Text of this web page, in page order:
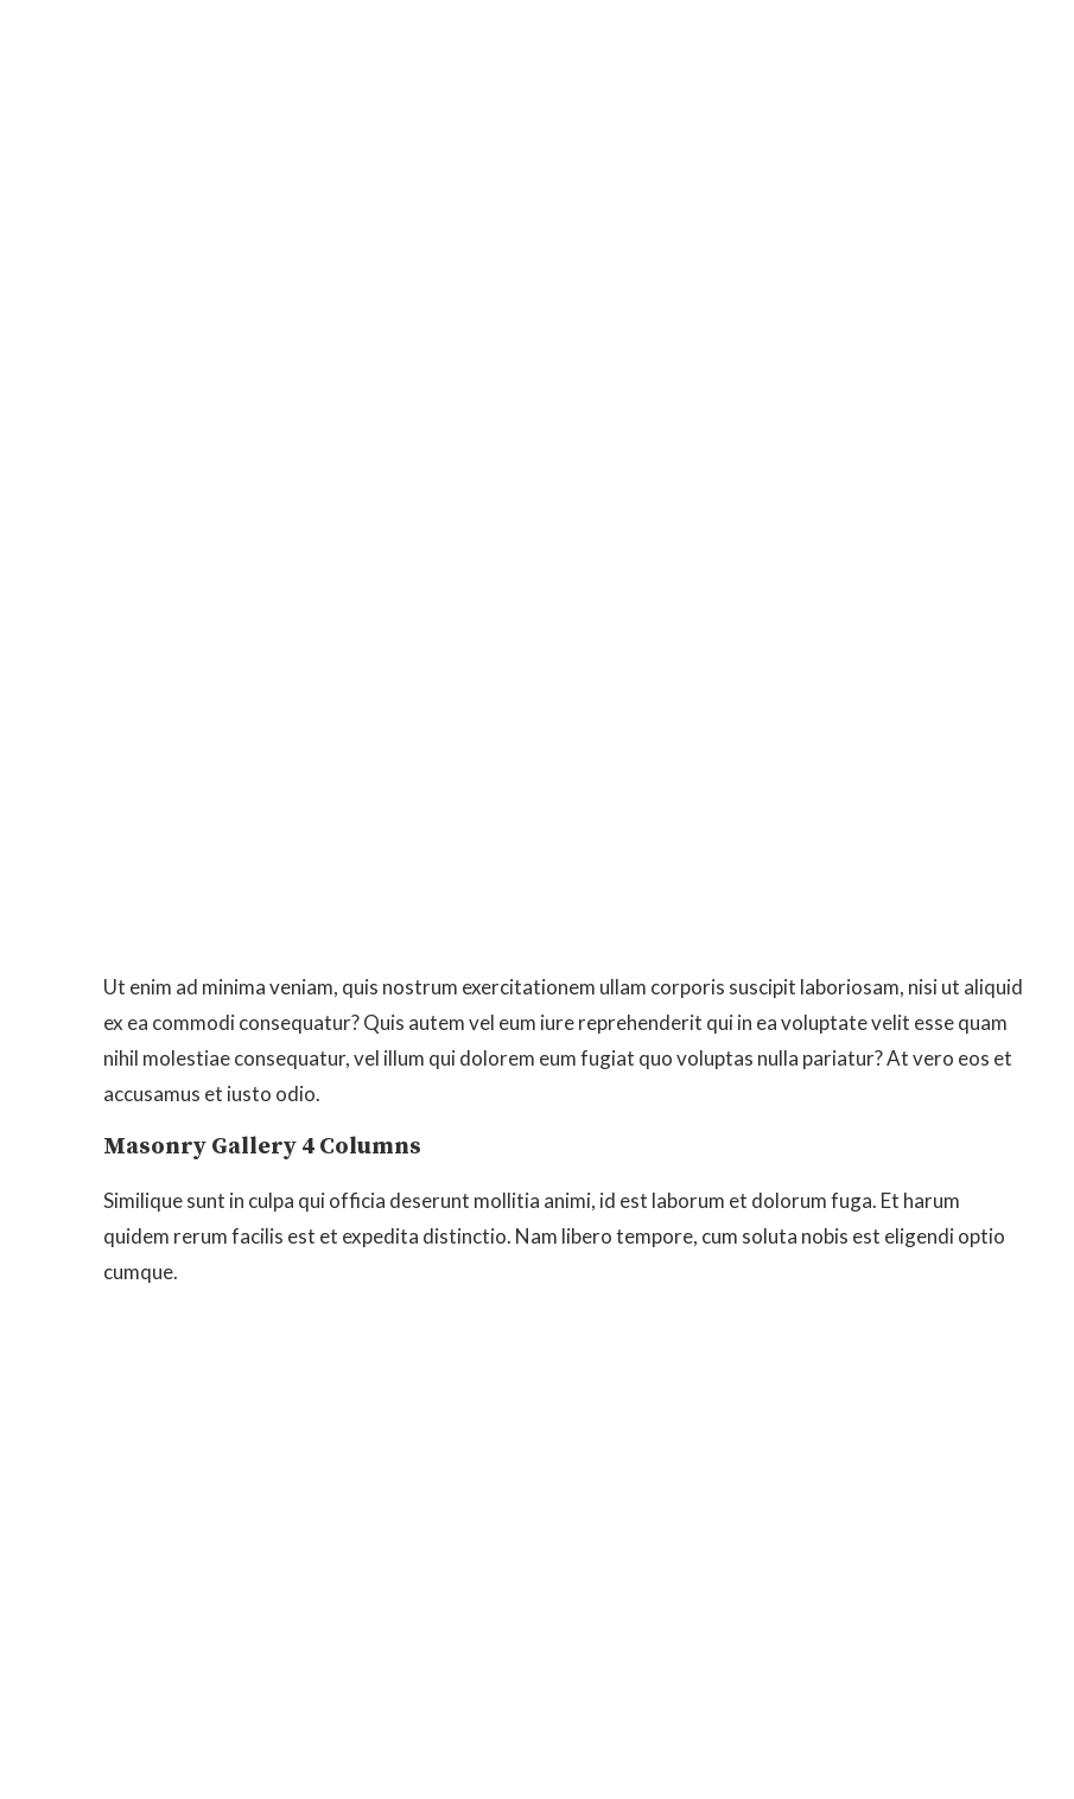
Ut enim ad minima veniam, quis nostrum exercitationem ullam corporis suscipit laboriosam, nisi ut aliquid
ex ea commodi consequatur? Quis autem vel eum iure reprehenderit qui in ea voluptate velit esse quam
nihil molestiae consequatur, vel illum qui dolorem eum fugiat quo voluptas nulla pariatur? At vero eos et
accusamus et iusto odio.
Masonry Gallery 4 Columns
Similique sunt in culpa qui officia deserunt mollitia animi, id est laborum et dolorum fuga. Et harum
quidem rerum facilis est et expedita distinctio. Nam libero tempore, cum soluta nobis est eligendi optio
cumque.